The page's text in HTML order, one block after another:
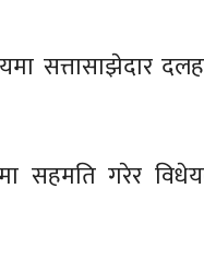
सत्तासाझेदार
सहमति गरेर